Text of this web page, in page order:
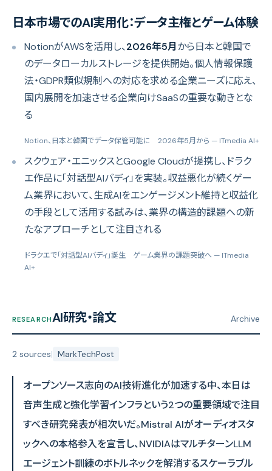
日本市場でのAI実用化：データ主権とゲーム体験
NotionがAWSを活用し、2026年5月から日本と韓国で
のデータローカルストレージを提供開始。個人情報保護
法・GDPR類似規制への対応を求める企業ニーズに応え、
国内展開を加速させる企業向けSaaSの重要な動きとな
る
Notion、日本と韓国でデータ保管可能に 2026年5月から — ITmedia AI+
スクウェア・エニックスとGoogle Cloudが提携し、ドラク
エ作品に「対話型AIバディ」を実装。収益悪化が続くゲー
ム業界において、生成AIをエンゲージメント維持と収益化
の手段として活用する試みは、業界の構造的課題への新
たなアプローチとして注目される
ドラクエで「対話型AIバディ」誕生 ゲーム業界の課題突破へ — ITmedia
AI+
RESEARCHAI研究・論文 Archive
2 sources| MarkTechPost
オープンソース志向のAI技術進化が加速する中、本日は
音声生成と強化学習インフラという2つの重要領域で注目
すべき研究発表が相次いだ。Mistral AIがオーディオスタ
ックへの本格参入を宣言し、NVIDIAはマルチターンLLM
エージェント訓練のボトルネックを解消するスケーラブル